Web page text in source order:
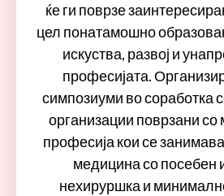
ќе ги поврзе
цел понатамошно
искуства, развој и
професијата.
симпозиуми во соработка
организации поврзани со
професија кои се
медицина со посебен
нехируршка и